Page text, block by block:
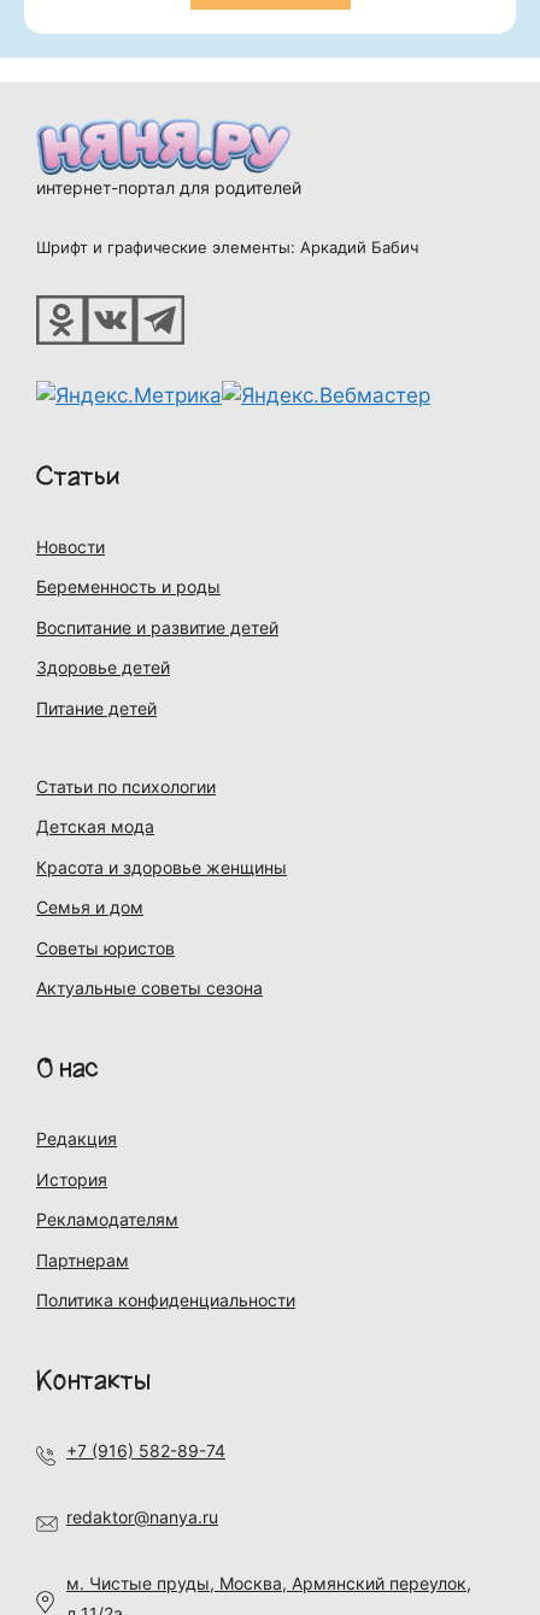
интернет-портал для родителей
Шрифт и графические элементы: Аркадий Бабич
Статьи
Новости
Беременность и роды
Воспитание и развитие детей
Здоровье детей
Питание детей
Статьи по психологии
Детская мода
Красота и здоровье женщины
Семья и дом
Советы юристов
Актуальные советы сезона
О нас
Редакция
История
Рекламодателям
Партнерам
Политика конфиденциальности
Контакты
+7 (916) 582-89-74
redaktor@nanya.ru
м. Чистые пруды, Москва, Армянский переулок,